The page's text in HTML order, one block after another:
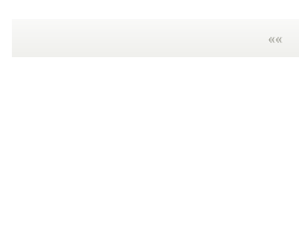
««